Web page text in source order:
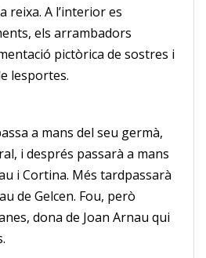
reixa. A l’interior es
els arrambadors
pictòrica de sostres i
lesportes.
a mans del seu germà,
i després passarà a mans
i Cortina. Més tardpassarà
de Gelcen. Fou, però
dona de Joan Arnau qui